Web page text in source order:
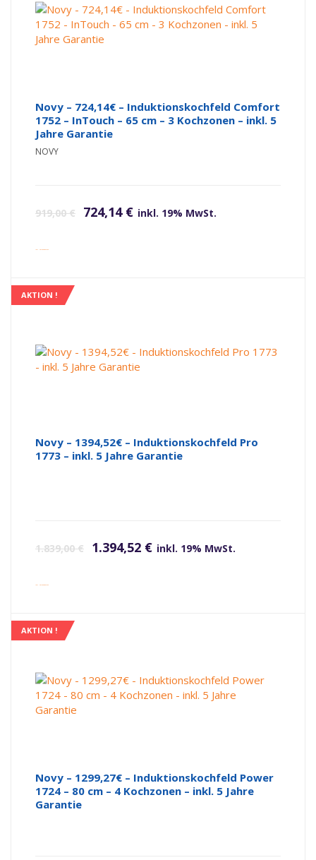
Novy – 724,14€ – Induktionskochfeld Comfort
1752 – InTouch – 65 cm – 3 Kochzonen – inkl. 5
Jahre Garantie
NOVY
919,00€ 724,14 € inkl. 19% MwSt.
inkl. Versandkosten
AKTION !
Novy – 1394,52€ – Induktionskochfeld Pro
1773 – inkl. 5 Jahre Garantie
1.839,00€ 1.394,52 € inkl. 19% MwSt.
inkl. Versandkosten
AKTION !
Novy – 1299,27€ – Induktionskochfeld Power
1724 – 80 cm – 4 Kochzonen – inkl. 5 Jahre
Garantie